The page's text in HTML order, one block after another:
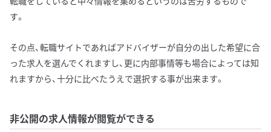
す。
その点、転職サイトであればアドバイザーが自分の出した希望に合
った求人を選んでくれますし、更に内部事情等も場合によっては知
れますから、十分に比べたうえで選択する事が出来ます。
非公開の求人情報が閲覧ができる